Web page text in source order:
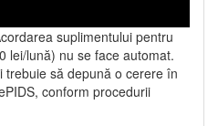
suplimentului pentru
lei/lună) nu se face automat.
trebuie să depună o cerere în
conform procedurii